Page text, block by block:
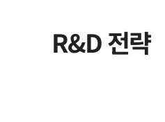
R&D 전략